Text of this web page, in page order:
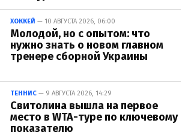
ХОККЕЙ — 10 АВГУСТА 2026, 06:00
Молодой, но с опытом: что
нужно знать о новом главном
тренере сборной Украины
ТЕННИС — 9 АВГУСТА 2026, 14:29
Свитолина вышла на первое
место в WTA-туре по ключевому
показателю